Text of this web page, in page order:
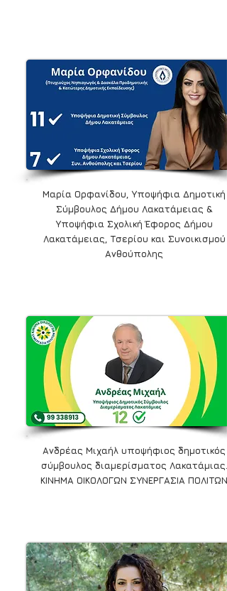
Μαρία Ορφανίδου, Υποψήφια Δημοτική
Σύμβουλος Δήμου Λακατάμειας &
Υποψήφια Σχολική Έφορος Δήμου
Λακατάμειας, Τσερίου και Συνοικισμού
Ανθούπολης
Ανδρέας Μιχαήλ υποψήφιος δημοτικός
σύμβουλος διαμερίσματος Λακατάμιας.
ΚΙΝΗΜΑ ΟΙΚΟΛΟΓΩΝ ΣΥΝΕΡΓΑΣΙΑ ΠΟΛΙΤΩΝ